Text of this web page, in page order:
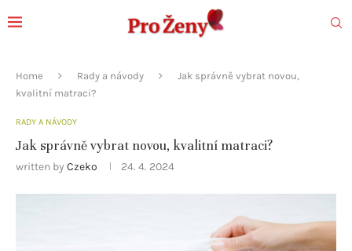
Home Rady a návody
Jak správně vybrat novou,
kvalitní matraci?
RADY A NÁVODY
Jak správně vybrat novou, kvalitní matraci?
written by Czeko 24. 4. 2024